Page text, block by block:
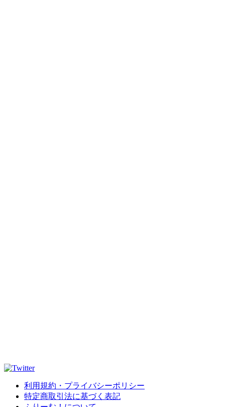
利用規約・プライバシーポリシー
特定商取引法に基づく表記